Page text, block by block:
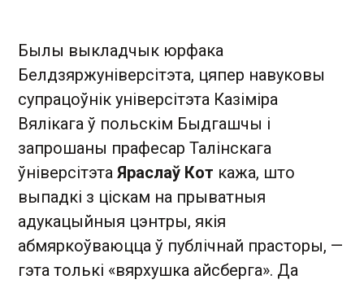
Былы выкладчык юрфака
Белдзяржуніверсітэта, цяпер навуковы
супрацоўнік універсітэта Казіміра
Вялікага ў польскім Быдгашчы і
запрошаны прафесар Талінскага
ўніверсітэта Яраслаў Кот кажа, што
выпадкі з ціскам на прыватныя
адукацыйныя цэнтры, якія
абмяркоўваюцца ў публічнай прасторы, —
гэта толькі «вярхушка айсберга». Да